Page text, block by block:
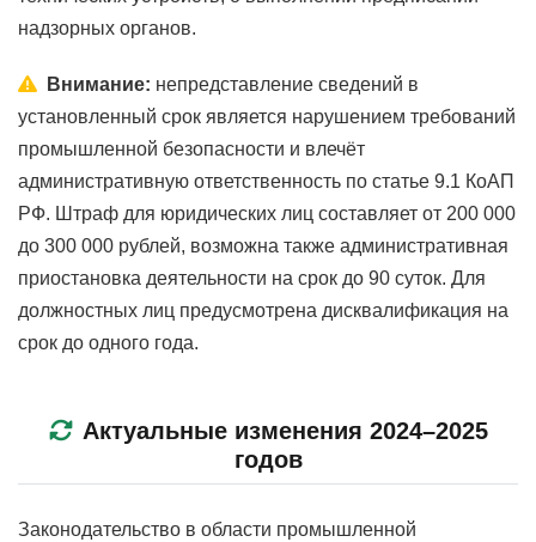
надзорных органов.
Внимание: непредставление сведений в
установленный срок является нарушением требований
промышленной безопасности и влечёт
административную ответственность по статье 9.1 КоАП
РФ. Штраф для юридических лиц составляет от 200 000
до 300 000 рублей, возможна также административная
приостановка деятельности на срок до 90 суток. Для
должностных лиц предусмотрена дисквалификация на
срок до одного года.
Актуальные изменения 2024–2025
годов
Законодательство в области промышленной